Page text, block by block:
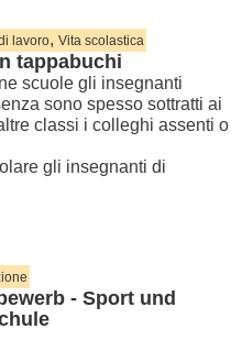
lavoro, Vita scolastica
tappabuchi
scuole gli insegnanti
sono spesso sottratti ai
classi i colleghi assenti o
gli insegnanti di
- Sport und